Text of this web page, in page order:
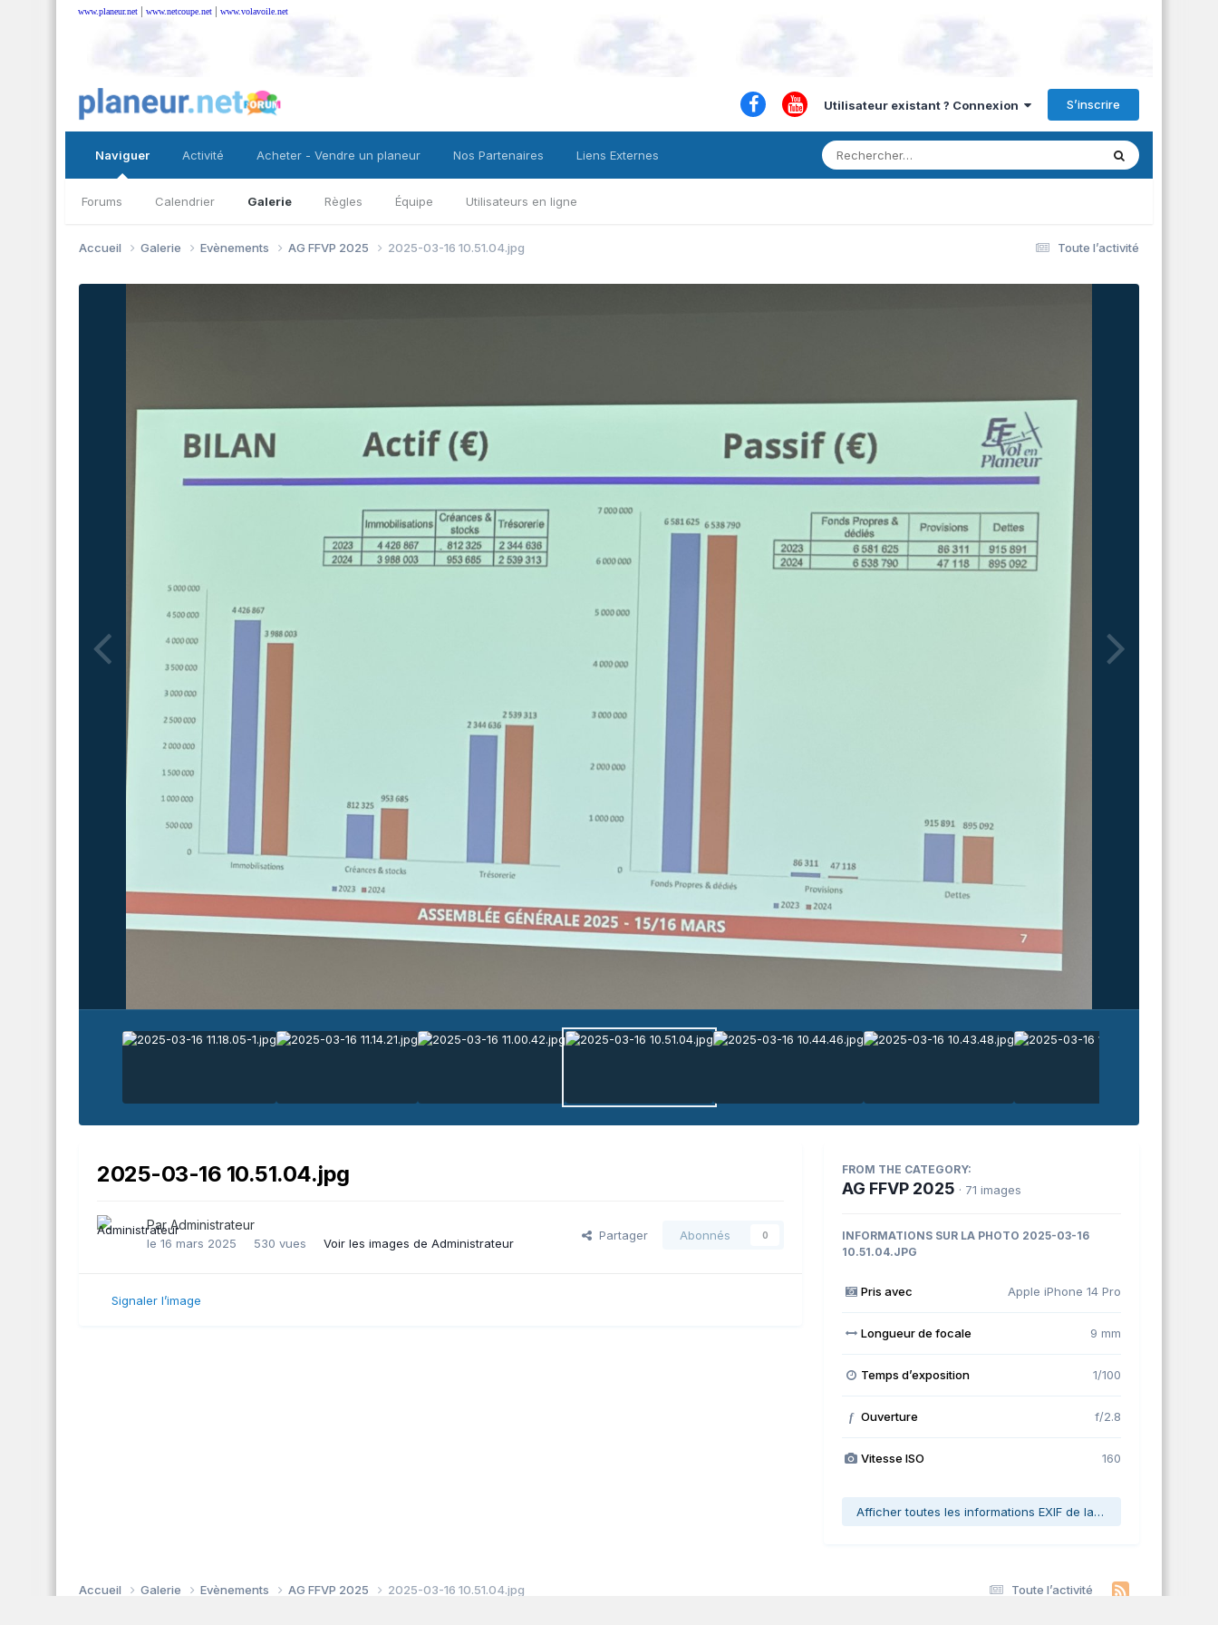
www.planeur.net | www.netcoupe.net | www.volavoile.net
Utilisateur existant ? Connexion S’inscrire
Naviguer
Forums Calendrier Galerie Règles Équipe Utilisateurs en ligne
Activité Acheter - Vendre un planeur Nos Partenaires Liens Externes
Toute l’activité
Accueil Galerie Evènements AG FFVP 2025 2025-03-16 10.51.04.jpg
2025-03-16 10.51.04.jpg
ParAdministrateur
le 16 mars 2025 530 vues Voir les images de Administrateur
Partager Abonnés 0
Signaler l’image
FROM THE CATEGORY:
AG FFVP 2025 · 71 images
INFORMATIONS SUR LA PHOTO 2025-03-16
10.51.04.JPG
Pris avec Apple iPhone 14 Pro
Longueur de focale 9 mm
Temps d’exposition 1/100
f Ouverture f/2.8
Vitesse ISO 160
Afficher toutes les informations EXIF de la photo
Toute l’activité
Accueil Galerie Evènements AG FFVP 2025 2025-03-16 10.51.04.jpg